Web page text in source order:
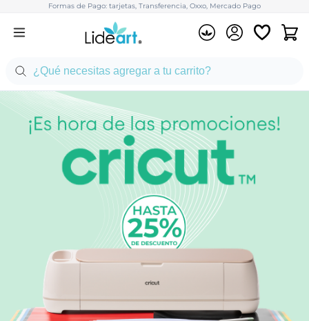
Formas de Pago: tarjetas, Transferencia, Oxxo, Mercado Pago